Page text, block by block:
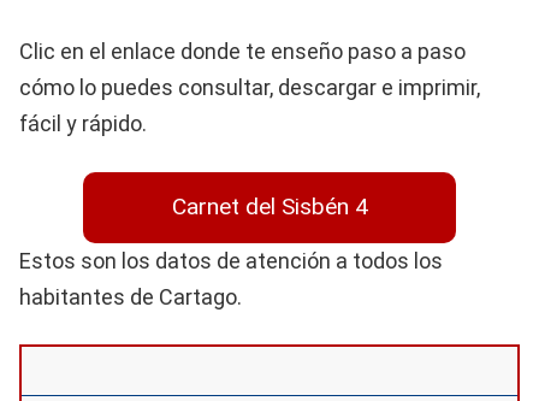
Clic en el enlace donde te enseño paso a paso
cómo lo puedes consultar, descargar e imprimir,
fácil y rápido.
Carnet del Sisbén 4
Estos son los datos de atención a todos los
habitantes de Cartago.